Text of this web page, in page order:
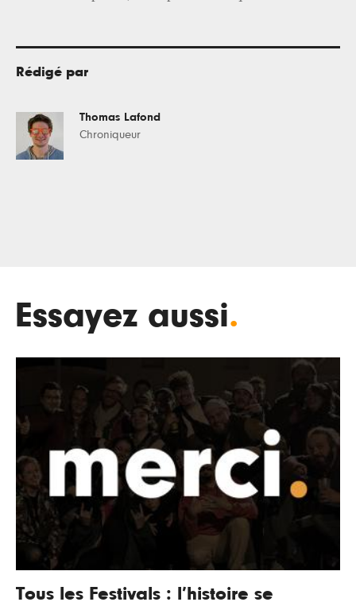
Rédigé par
Thomas Lafond
Chroniqueur
Essayez aussi.
Tous les Festivals : l’histoire se